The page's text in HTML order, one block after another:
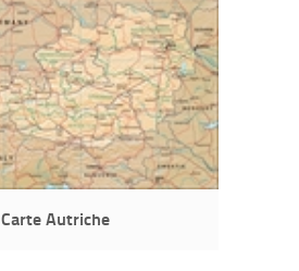
Carte Autriche